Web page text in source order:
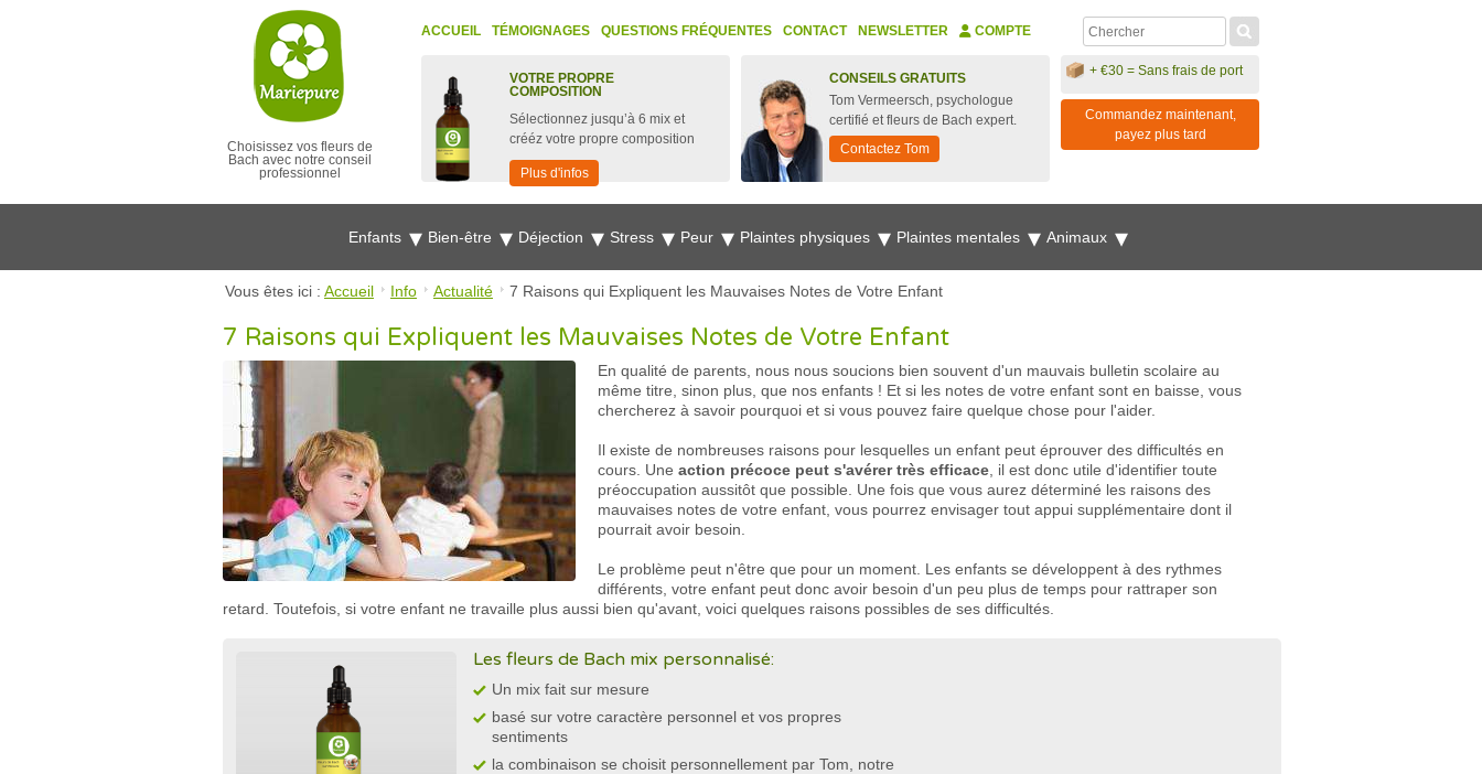
Choisissez vos fleurs de
Bach avec notre conseil
professionnel
ACCUEIL TÉMOIGNAGES QUESTIONS FRÉQUENTES CONTACT NEWSLETTER COMPTE
VOTRE PROPRE
COMPOSITION
Sélectionnez jusqu’à 6 mix et
crééz votre propre composition
Plus d'infos
CONSEILS GRATUITS
Tom Vermeersch, psychologue
certifié et fleurs de Bach expert.
Contactez Tom
+ €30 = Sans frais de port
Commandez maintenant,
payez plus tard
Enfants Bien-être Déjection Stress Peur Plaintes physiques Plaintes mentales Animaux
Vous êtes ici : Accueil Info Actualité 7 Raisons qui Expliquent les Mauvaises Notes de Votre Enfant
7 Raisons qui Expliquent les Mauvaises Notes de Votre Enfant
En qualité de parents, nous nous soucions bien souvent d'un mauvais bulletin scolaire au
même titre, sinon plus, que nos enfants ! Et si les notes de votre enfant sont en baisse, vous
chercherez à savoir pourquoi et si vous pouvez faire quelque chose pour l'aider.
Il existe de nombreuses raisons pour lesquelles un enfant peut éprouver des difficultés en
cours. Une action précoce peut s'avérer très efficace , il est donc utile d'identifier toute
préoccupation aussitôt que possible. Une fois que vous aurez déterminé les raisons des
mauvaises notes de votre enfant, vous pourrez envisager tout appui supplémentaire dont il
pourrait avoir besoin.
Le problème peut n'être que pour un moment. Les enfants se développent à des rythmes
différents, votre enfant peut donc avoir besoin d'un peu plus de temps pour rattraper son
retard. Toutefois, si votre enfant ne travaille plus aussi bien qu'avant, voici quelques raisons possibles de ses difficultés.
Les fleurs de Bach mix personnalisé:
Un mix fait sur mesure
basé sur votre caractère personnel et vos propres
sentiments
la combinaison se choisit personnellement par Tom, notre